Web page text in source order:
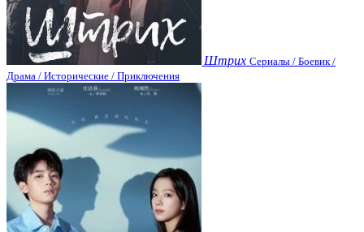
Штрих Сериалы / Боевик /
Драма / Исторические / Приключения